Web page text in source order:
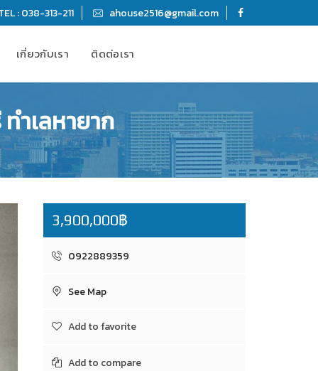
: 038-313-211 ahouse2516@gmail.com
เกี่ยวกับเรา ติดต่อเรา
ำเลหายาก
3,900,000฿
0922889359
See Map
Add to favorite
Add to compare